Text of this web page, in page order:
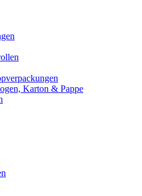
Karton & Pappe